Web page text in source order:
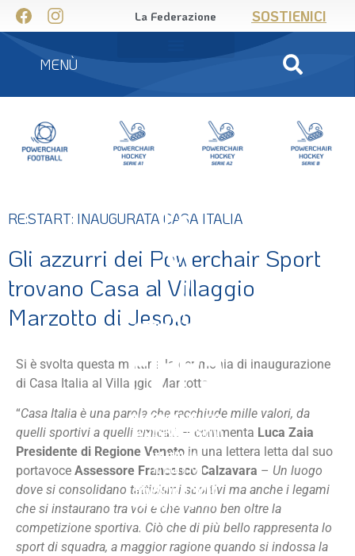
La Federazione SOSTIENICI
MENÙ
RE:START: INAUGURATA CASA ITALIA
Gli azzurri dei Powerchair Sport
trovano Casa al Villaggio
Marzotto di Jesolo
Si è svolta questa mattina la cerimonia di inaugurazione
di Casa Italia al Villaggio Marzotto.
“Casa Italia è una parola che racchiude mille valori, da
quelli sportivi a quelli amicali. – commenta Luca Zaia
Presidente di Regione Veneto in una lettera letta dal suo
portavoce Assessore Francesco Calzavara – Un luogo
dove si consolidano tatticismi sportivi ma anche i legami
che si instaurano tra voi e che vanno ben oltre la
competizione sportiva. Ciò che di più bello rappresenta lo
sport di squadra, a maggior ragione quando si indossa la